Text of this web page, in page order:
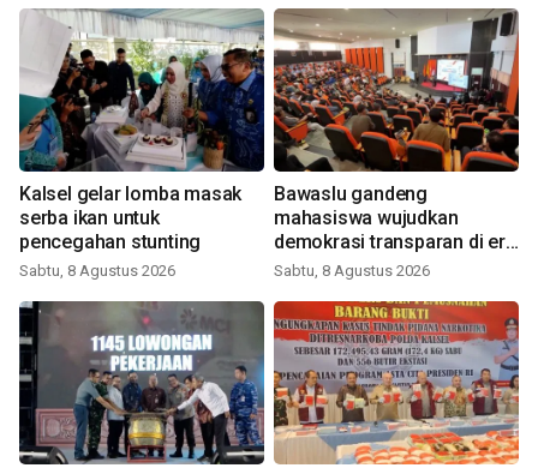
Kalsel gelar lomba masak
serba ikan untuk
pencegahan stunting
Sabtu, 8 Agustus 2026
Bawaslu gandeng
mahasiswa wujudkan
demokrasi transparan di era
digital
Sabtu, 8 Agustus 2026